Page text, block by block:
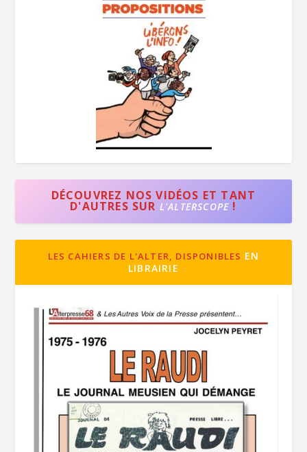
DÉCOUVREZ NOS VIDÉOS ET TANT
D'AUTRES SUR L'ALTERSCOPE !
LES CAHIERS DE L'ALTER, DISPONIBLES EN
LIBRAIRIE